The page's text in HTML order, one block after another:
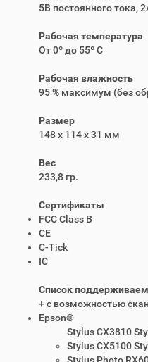
5В постоянного тока,
Рабочая температура
От 0º до 55º C
Рабочая влажность
95 % максимум (без
Размер
148 x 114 x 31 мм
Вес
233,8 гр.
Сертификаты
FCC Class B
CE
C-Tick
IC
Список
+ с возможностью
Epson®
Stylus CX3810
Stylus CX5100
Stylus Photo